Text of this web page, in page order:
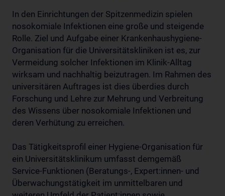
In den Einrichtungen der Spitzenmedizin spielen
nosokomiale Infektionen eine große und steigende
Rolle. Ziel und Aufgabe einer Krankenhaushygiene-
Organisation für die Universitätskliniken ist es, zur
Vermeidung solcher Infektionen im Klinik-Alltag
wirksam und nachhaltig beizutragen. Im Rahmen des
universitären Auftrages ist dies überdies durch
Forschung und Lehre zur Mehrung und Verbreitung
des Wissens über nosokomiale Infektionen und
deren Verhütung zu erreichen.
Das Tätigkeitsprofil einer Hygiene-Organisation für
ein Universitätsklinikum umfasst demgemäß
Service-Funktionen (Beratungs-, Expert:innen- und
Überwachungstätigkeit im unmittelbaren und